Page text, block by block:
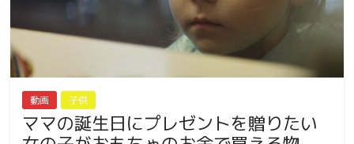
動画 子供
ママの誕生日にプレゼントを贈りたい